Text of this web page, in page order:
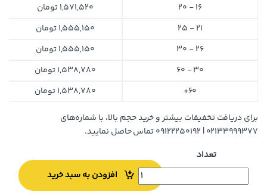
16 - 20
1,571,520تومان
21 - 25
1,555,150تومان
26 - 30
1,555,150تومان
30 - 60
1,538,780تومان
60+
1,538,780تومان
برای دریافت تخفیفات بیشتر و خرید حجم بالا، با شماره‌های
۰۲۱۳۳۹۹۹۳۷۷ | ۰۹۱۲۲۲۵۰۱۹۲ تماس حاصل نمایید.
تعداد
افزودن به سبد خرید